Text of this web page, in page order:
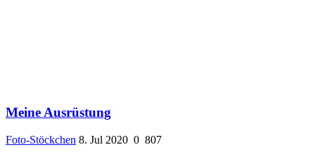
Meine Ausrüstung
Foto-Stöckchen 8. Jul 2020 0 807